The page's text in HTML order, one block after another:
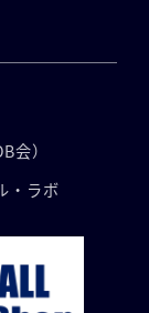
会）
・ラボ